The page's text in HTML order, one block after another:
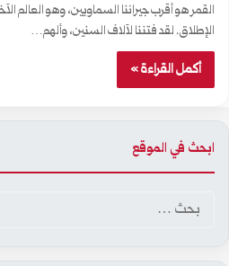
القمر هو أقرب جيراننا السماويين، وهو العالم
الإطلاق. لقد فتننا لآلاف السنين، وألهم…
أكمل القراءة »
ابحث في الموقع